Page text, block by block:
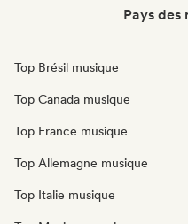
Pays des
Top Brésil musique
Top Canada musique
Top France musique
Top Allemagne musique
Top Italie musique